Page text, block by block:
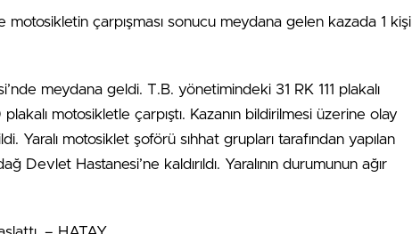
motosikletin çarpışması sonucu meydana gelen kazada 1 kişi
meydana geldi. T.B. yönetimindeki 31 RK 111 plakalı
motosikletle çarpıştı. Kazanın bildirilmesi üzerine olay
Yaralı motosiklet şoförü sıhhat grupları tarafından yapılan
Devlet Hastanesi’ne kaldırıldı. Yaralının durumunun ağır